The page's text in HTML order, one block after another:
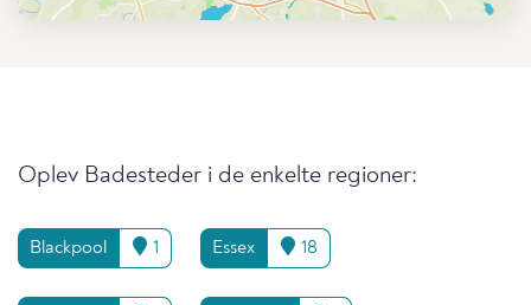
Oplev Badesteder i de enkelte regioner:
Blackpool 1 Essex 18